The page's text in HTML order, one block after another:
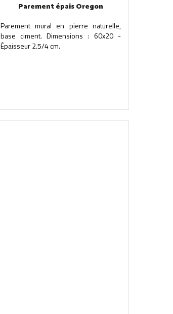
Parement épais Oregon
Parement mural en pierre naturelle,
base ciment. Dimensions : 60x20 -
Épaisseur 2.5/4 cm.